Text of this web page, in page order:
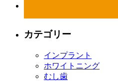
カテゴリー
インプラント
ホワイトニング
むし歯